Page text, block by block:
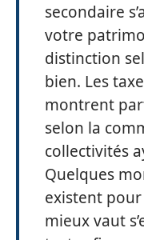
secondaire
votre
distinction
bien. Les
montrent
selon la
collectivités
Quelques
existent
mieux vaut